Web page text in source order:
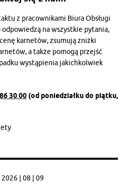
z pracownikami Biura Obsługi
na wszystkie pytania,
karnetów, zsumują zniżki
a także pomogą przejść
wystąpienia jakichkolwiek
30 00 (od poniedziałku do piątku,
2026 | 08 | 09